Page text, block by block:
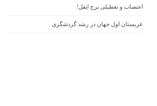
اعتصاب و تعطیلی برج ایفل!
عربستان اول جهان در رشد گردشگری